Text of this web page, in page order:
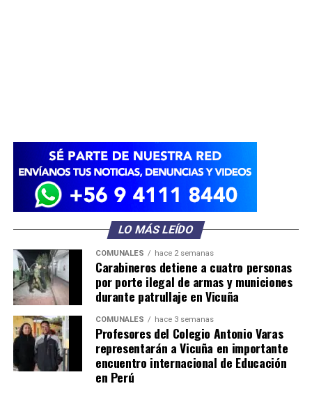
LO MÁS LEÍDO
COMUNALES hace 2 semanas
Carabineros detiene a cuatro personas
por porte ilegal de armas y municiones
durante patrullaje en Vicuña
COMUNALES hace 3 semanas
Profesores del Colegio Antonio Varas
representarán a Vicuña en importante
encuentro internacional de Educación
en Perú